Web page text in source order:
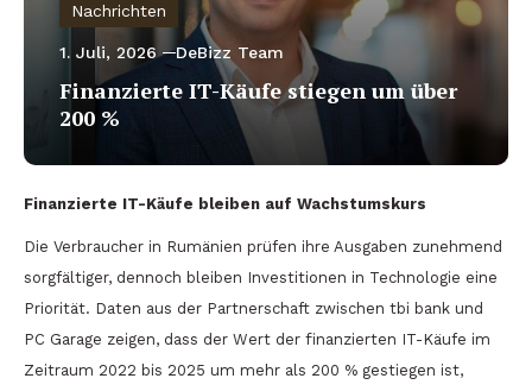
Nachrichten
1. Juli, 2026 DeBizz Team
Finanzierte IT-Käufe stiegen um über
200 %
Finanzierte IT-Käufe bleiben auf Wachstumskurs
Die Verbraucher in Rumänien prüfen ihre Ausgaben zunehmend
sorgfältiger, dennoch bleiben Investitionen in Technologie eine
Priorität. Daten aus der Partnerschaft zwischen tbi bank und
PC Garage zeigen, dass der Wert der finanzierten IT-Käufe im
Zeitraum 2022 bis 2025 um mehr als 200 % gestiegen ist,